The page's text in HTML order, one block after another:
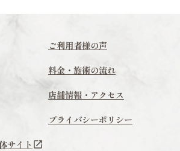
ご利用者様の声
料金・施術の流れ
店舗情報・アクセス
プライバシーポリシー
サイト